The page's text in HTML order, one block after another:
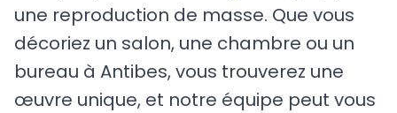
une reproduction de masse. Que vous
décoriez un salon, une chambre ou un
bureau à Antibes, vous trouverez une
œuvre unique, et notre équipe peut vous